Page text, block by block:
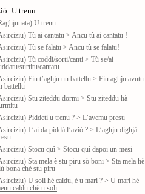
U trenu
U trenu
Tù ai cantatu > Ancu tù ai cantatu !
Tù se falatu > Ancu tù se falatu!
Tù coddi/sorti/canti > Tù se/ai
surtitu/cantatu
Eiu t’aghju un battellu > Eiu aghju avutu
battellu
Stu ziteddu dormi > Stu ziteddu hà
Piddeti u trenu ? > L’avemu presu
L’ai da piddà l’aviò ? > L’aghju dighjà
Stocu quì > Stocu quì dapoi un mesi
Sta mela è stu piru sò boni > Sta mela hè
bona chè stu piru
U soli hè caldu, è u mari ? > U mari hè
caldu chè u soli